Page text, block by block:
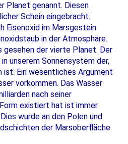
Planet genannt. Diesen
Schein eingebracht.
Eisenoxid im Marsgestein
in der Atmosphäre.
gesehen der vierte Planet. Der
unserem Sonnensystem der,
ist. Ein wesentliches Argument
vorkommen. Das Wasser
nach seiner
existiert hat ist immer
wurde an den Polen und
der Marsoberfläche